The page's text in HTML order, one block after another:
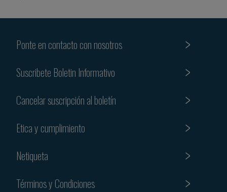
Ponte en contacto con nosotros
Suscribete Boletin Informativo
Cancelar suscripción al boletín
Etica y cumplimiento
Netiqueta
Términos y Condiciones